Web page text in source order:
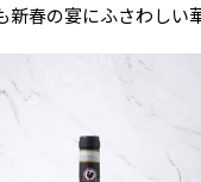
新春の宴にふさわしい